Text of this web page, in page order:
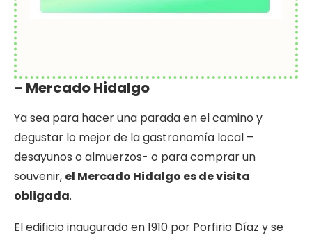
– Mercado Hidalgo
Ya sea para hacer una parada en el camino y
degustar lo mejor de la gastronomía local –
desayunos o almuerzos- o para comprar un
souvenir, el Mercado Hidalgo es de visita
obligada.
El edificio inaugurado en 1910 por Porfirio Díaz y se